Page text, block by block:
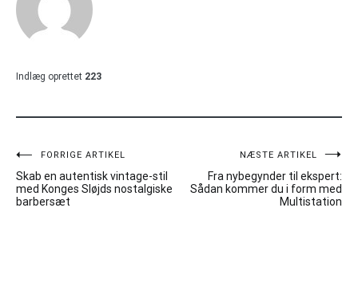
Indlæg oprettet 223
Indlægsnavigation
FORRIGE ARTIKEL
Skab en autentisk vintage-stil
med Konges Sløjds nostalgiske
barbersæt
NÆSTE ARTIKEL
Fra nybegynder til ekspert:
Sådan kommer du i form med
Multistation